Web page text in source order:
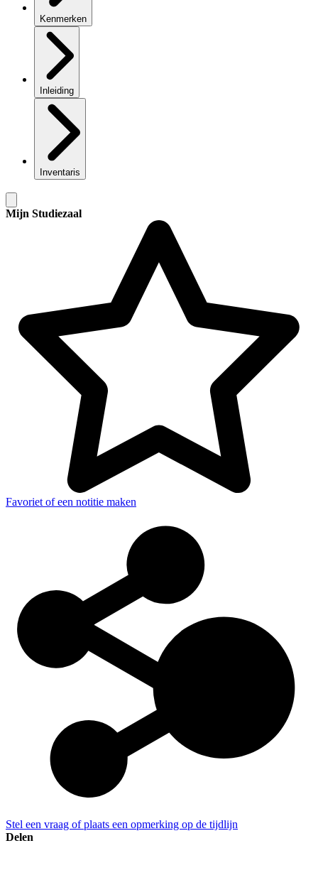
Kenmerken
Inleiding
Inventaris
Mijn Studiezaal
Favoriet of een notitie maken
Stel een vraag of plaats een opmerking op de tijdlijn
Delen